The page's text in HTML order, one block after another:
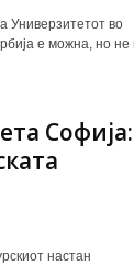
Универзитетот во
е можна, но не
Софија:
настан